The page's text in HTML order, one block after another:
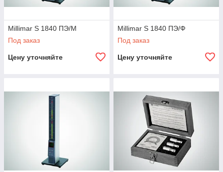
Millimar S 1840 ПЭ/М
Под заказ
Цену уточняйте
Millimar S 1840 ПЭ/Ф
Под заказ
Цену уточняйте